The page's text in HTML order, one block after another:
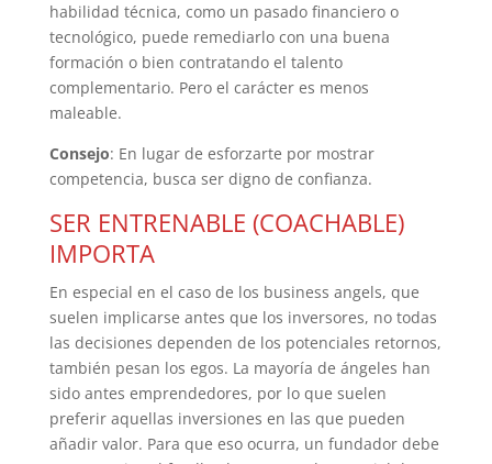
habilidad técnica, como un pasado financiero o
tecnológico, puede remediarlo con una buena
formación o bien contratando el talento
complementario. Pero el carácter es menos
maleable.
Consejo: En lugar de esforzarte por mostrar
competencia, busca ser digno de confianza.
SER ENTRENABLE (COACHABLE)
IMPORTA
En especial en el caso de los business angels, que
suelen implicarse antes que los inversores, no todas
las decisiones dependen de los potenciales retornos,
también pesan los egos. La mayoría de ángeles han
sido antes emprendedores, por lo que suelen
preferir aquellas inversiones en las que pueden
añadir valor. Para que eso ocurra, un fundador debe